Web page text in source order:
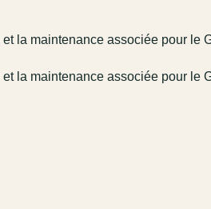
la maintenance associée pour le
la maintenance associée pour le